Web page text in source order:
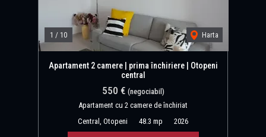
1 / 10 Harta
Apartament 2 camere | prima închiriere | Otopeni
central
550 € (negociabil)
Apartament cu 2 camere de închiriat
Central, Otopeni
48.3 mp 2026